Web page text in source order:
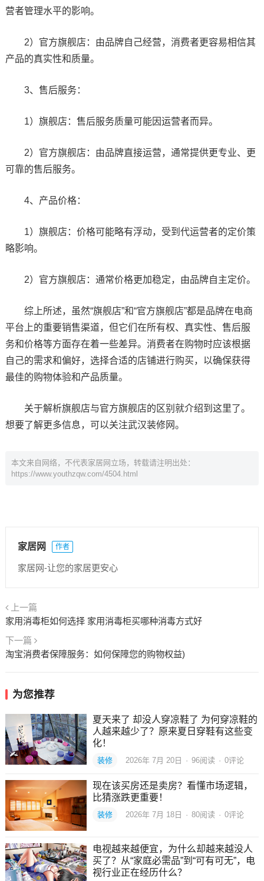
营者管理水平的影响。
2）官方旗舰店：由品牌自己经营，消费者更容易相信其
产品的真实性和质量。
3、售后服务：
1）旗舰店：售后服务质量可能因运营者而异。
2）官方旗舰店：由品牌直接运营，通常提供更专业、更
可靠的售后服务。
4、产品价格：
1）旗舰店：价格可能略有浮动，受到代运营者的定价策
略影响。
2）官方旗舰店：通常价格更加稳定，由品牌自主定价。
综上所述，虽然“旗舰店”和“官方旗舰店”都是品牌在电商
平台上的重要销售渠道，但它们在所有权、真实性、售后服
务和价格等方面存在着一些差异。消费者在购物时应该根据
自己的需求和偏好，选择合适的店铺进行购买，以确保获得
最佳的购物体验和产品质量。
关于解析旗舰店与官方旗舰店的区别就介绍到这里了。
想要了解更多信息，可以关注武汉装修网。
本文来自网络，不代表家居网立场，转载请注明出处：
https://www.youthzqw.com/4504.html
家居网 作者
家居网-让您的家居更安心
上一篇
家用消毒柜如何选择 家用消毒柜买哪种消毒方式好
下一篇
淘宝消费者保障服务：如何保障您的购物权益)
为您推荐
夏天来了 却没人穿凉鞋了 为何穿凉鞋的
人越来越少了？原来夏日穿鞋有这些变
化！
装修 2026年 7月 20日 · 96阅读 · 0评论
现在该买房还是卖房？看懂市场逻辑，
比猜涨跌更重要！
装修 2026年 7月 18日 · 80阅读 · 0评论
电视越来越便宜，为什么却越来越没人
买了？从“家庭必需品”到“可有可无”，电
视行业正在经历什么？